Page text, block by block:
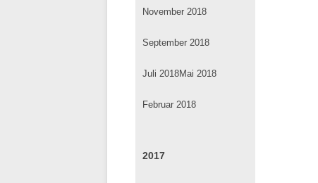
November 2018
September 2018
Juli 2018Mai 2018
Februar 2018
2017